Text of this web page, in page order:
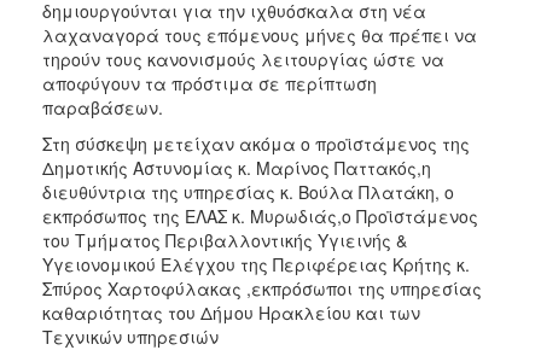
δημιουργούνται για την ιχθυόσκαλα στη νέα
λαχαναγορά τους επόμενους μήνες θα πρέπει να
τηρούν τους κανονισμούς λειτουργίας ώστε να
αποφύγουν τα πρόστιμα σε περίπτωση
παραβάσεων.
Στη σύσκεψη μετείχαν ακόμα ο προϊστάμενος της
Δημοτικής Αστυνομίας κ. Μαρίνος Παττακός,η
διευθύντρια της υπηρεσίας κ. Βούλα Πλατάκη, ο
εκπρόσωπος της ΕΛΑΣ κ. Μυρωδιάς,ο Προϊστάμενος
του Τμήματος Περιβαλλοντικής Υγιεινής &
Υγειονομικού Ελέγχου της Περιφέρειας Κρήτης κ.
Σπύρος Χαρτοφύλακας ,εκπρόσωποι της υπηρεσίας
καθαριότητας του Δήμου Ηρακλείου και των
Τεχνικών υπηρεσιών